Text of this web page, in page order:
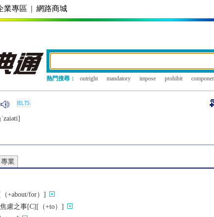
業專區 | 網路商城
熱門搜尋： outright mandatory impose prohibit
專業
+about/for）]
慮之事[C][（+to）]